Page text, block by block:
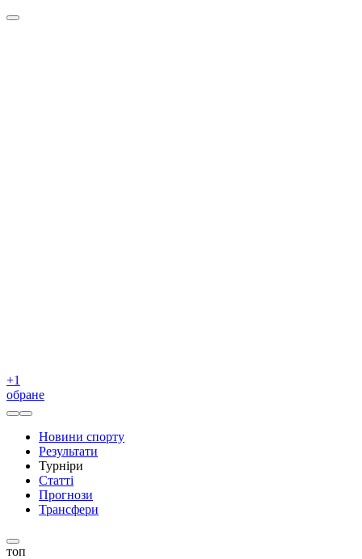
+1
обране
Новини спорту
Результати
Турніри
Статті
Прогнози
Трансфери
топ